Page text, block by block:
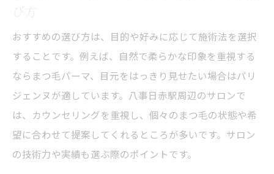
おすすめの選び方は、目的や好みに応じて施術法を選択
することです。例えば、自然で柔らかな印象を重視する
ならまつ毛パーマ、目元をはっきり見せたい場合はパリ
ジェンヌが適しています。八事日赤駅周辺のサロンで
は、カウンセリングを重視し、個々のまつ毛の状態や希
望に合わせて提案してくれるところが多いです。サロン
の技術力や実績も選ぶ際のポイントです。